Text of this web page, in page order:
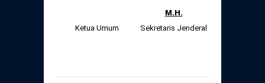
M.H.
Ketua Umum
Sekretaris Jenderal